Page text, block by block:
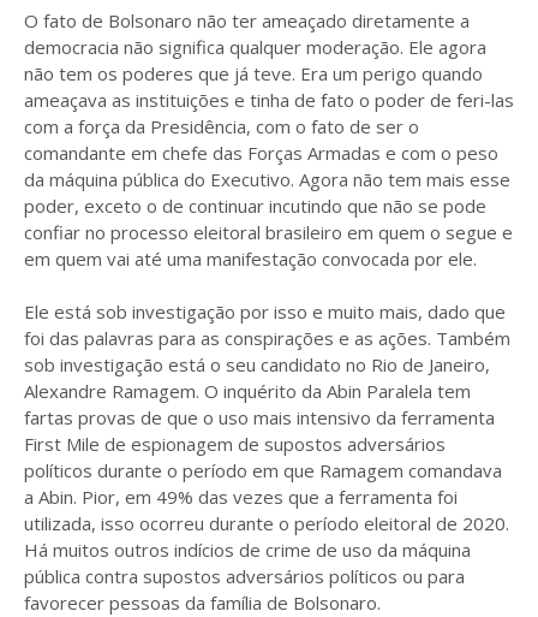
O fato de Bolsonaro não ter ameaçado diretamente a
democracia não significa qualquer moderação. Ele agora
não tem os poderes que já teve. Era um perigo quando
ameaçava as instituições e tinha de fato o poder de feri-las
com a força da Presidência, com o fato de ser o
comandante em chefe das Forças Armadas e com o peso
da máquina pública do Executivo. Agora não tem mais esse
poder, exceto o de continuar incutindo que não se pode
confiar no processo eleitoral brasileiro em quem o segue e
em quem vai até uma manifestação convocada por ele.
Ele está sob investigação por isso e muito mais, dado que
foi das palavras para as conspirações e as ações. Também
sob investigação está o seu candidato no Rio de Janeiro,
Alexandre Ramagem. O inquérito da Abin Paralela tem
fartas provas de que o uso mais intensivo da ferramenta
First Mile de espionagem de supostos adversários
políticos durante o período em que Ramagem comandava
a Abin. Pior, em 49% das vezes que a ferramenta foi
utilizada, isso ocorreu durante o período eleitoral de 2020.
Há muitos outros indícios de crime de uso da máquina
pública contra supostos adversários políticos ou para
favorecer pessoas da família de Bolsonaro.